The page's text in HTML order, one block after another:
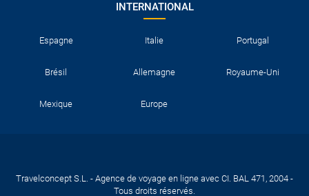
INTERNATIONAL
Espagne Italie Portugal
Brésil Allemagne Royaume-Uni
Mexique Europe
Travelconcept S.L. - Agence de voyage en ligne avec CI. BAL 471, 2004 -
Tous droits réservés.